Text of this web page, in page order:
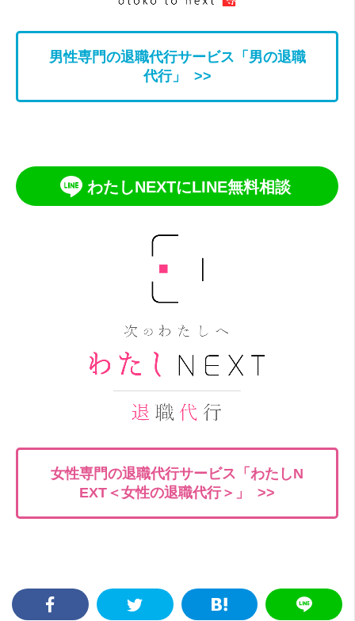
男性専門の退職代行サービス「男の退職
代行」 >>
わたしNEXTにLINE無料相談
女性専門の退職代行サービス「わたしN
EXT＜女性の退職代行＞」 >>